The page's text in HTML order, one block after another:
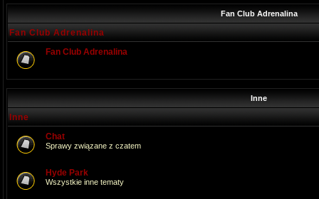
Fan Club Adrenalina
Fan Club Adrenalina
Fan Club Adrenalina
Inne
Inne
Chat
Sprawy związane z czatem
Hyde Park
Wszystkie inne tematy